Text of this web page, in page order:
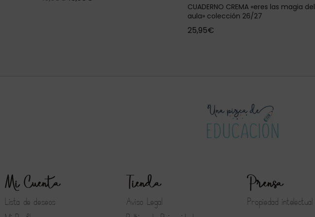
CUADERNO CREMA «eres las magia del
aula» colección 26/27
25,95€
Mi Cuenta
Lista de deseos
Tienda
Aviso Legal
Prensa
Propiedad intelectual